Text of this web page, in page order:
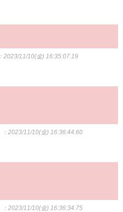
：2023/11/10(金) 16:35:07.19
：2023/11/10(金) 16:36:44.60
：2023/11/10(金) 16:36:34.75